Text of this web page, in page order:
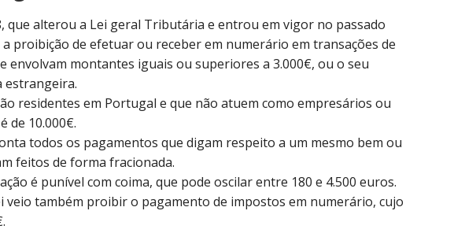
que alterou a Lei geral Tributária e entrou em vigor no passado
a proibição de efetuar ou receber em numerário em transações de
envolvam montantes iguais ou superiores a 3.000€, ou o seu
estrangeira.
residentes em Portugal e que não atuem como empresários ou
de 10.000€.
todos os pagamentos que digam respeito a um mesmo bem ou
feitos de forma fracionada.
é punível com coima, que pode oscilar entre 180 e 4.500 euros.
veio também proibir o pagamento de impostos em numerário, cujo